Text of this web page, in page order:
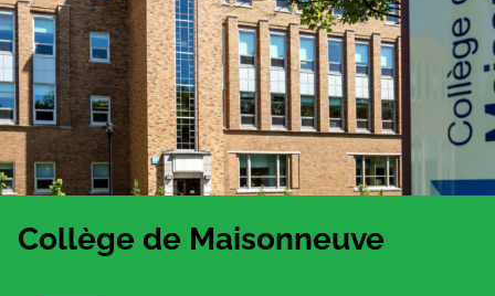
Collège de Maisonneuve